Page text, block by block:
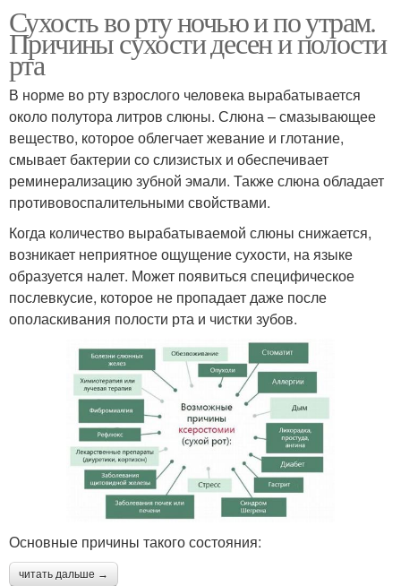
Сухость во рту ночью и по утрам.
Причины сухости десен и полости
рта
В норме во рту взрослого человека вырабатывается
около полутора литров слюны. Слюна – смазывающее
вещество, которое облегчает жевание и глотание,
смывает бактерии со слизистых и обеспечивает
реминерализацию зубной эмали. Также слюна обладает
противовоспалительными свойствами.
Когда количество вырабатываемой слюны снижается,
возникает неприятное ощущение сухости, на языке
образуется налет. Может появиться специфическое
послевкусие, которое не пропадает даже после
ополаскивания полости рта и чистки зубов.
Основные причины такого состояния:
читать дальше →